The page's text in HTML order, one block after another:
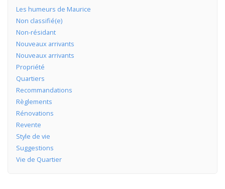
Les humeurs de Maurice
Non classifié(e)
Non-résidant
Nouveaux arrivants
Nouveaux arrivants
Propriété
Quartiers
Recommandations
Règlements
Rénovations
Revente
Style de vie
Suggestions
Vie de Quartier